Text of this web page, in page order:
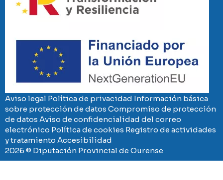
Aviso legal Política de privacidad Información básica
sobre protección de datos Compromiso de protección
de datos Aviso de confidencialidad del correo
electrónico Política de cookies Registro de actividades
y tratamiento Accesibilidad
2026 © Diputación Provincial de Ourense